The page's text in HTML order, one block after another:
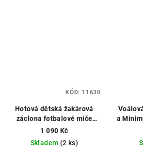
Hotová dětská žakárová
záclona fotbalové míče
300x150cm bílá
žakár
1 090 Kč
Skladem (2 ks)
KÓD: 11630
a